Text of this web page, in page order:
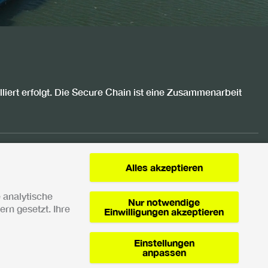
erfolgt. Die Secure Chain ist eine Zusammenarbeit
Datenschutzerklärung
analytische
gesetzt. Ihre
Alles akzeptieren
Nur notwendige
Einwilligungen akzeptieren
Einstellungen
anpassen